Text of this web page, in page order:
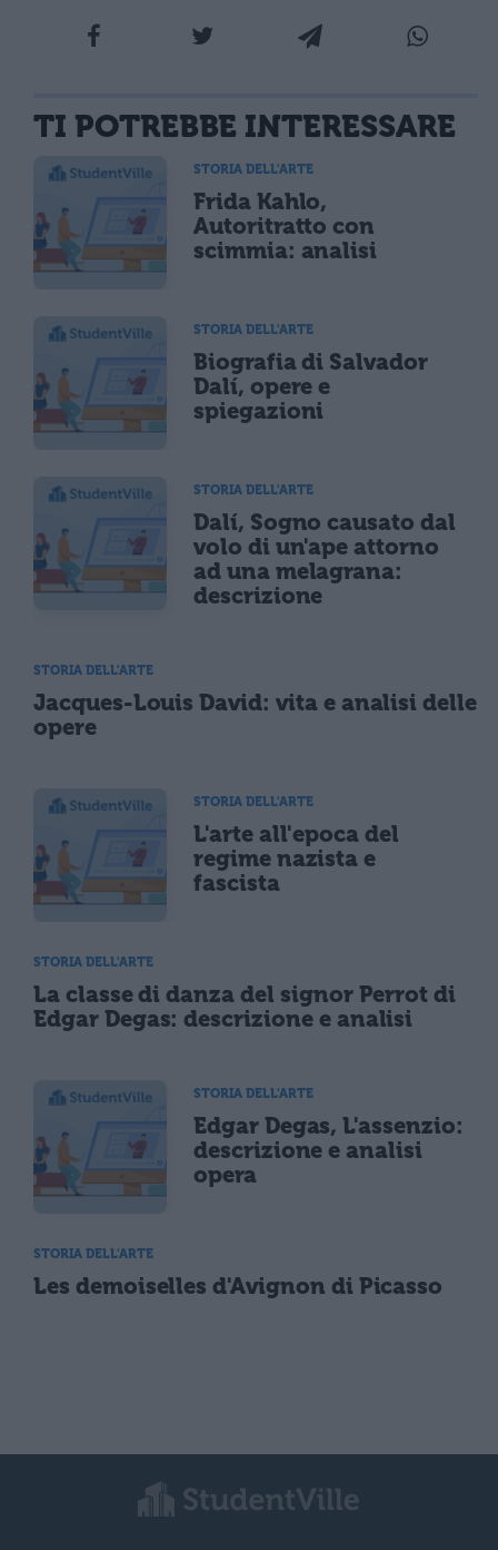
TI POTREBBE INTERESSARE
STORIA DELL'ARTE
Frida Kahlo,
Autoritratto con
scimmia: analisi
STORIA DELL'ARTE
Biografia di Salvador
Dalí, opere e
spiegazioni
STORIA DELL'ARTE
Dalí, Sogno causato dal
volo di un'ape attorno
ad una melagrana:
descrizione
STORIA DELL'ARTE
Jacques-Louis David: vita e analisi delle
opere
STORIA DELL'ARTE
L'arte all'epoca del
regime nazista e
fascista
STORIA DELL'ARTE
La classe di danza del signor Perrot di
Edgar Degas: descrizione e analisi
STORIA DELL'ARTE
Edgar Degas, L'assenzio:
descrizione e analisi
opera
STORIA DELL'ARTE
Les demoiselles d'Avignon di Picasso